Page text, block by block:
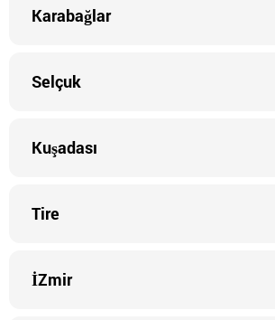
Karabağlar
Selçuk
Kuşadası
Tire
İZmir